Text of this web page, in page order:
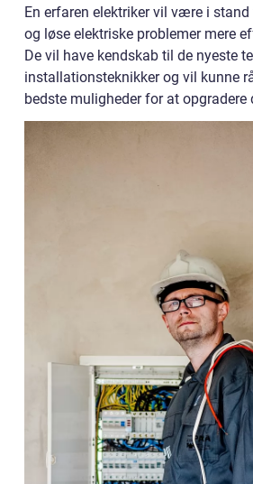
En erfaren elektriker vil være i
og løse elektriske problemer mere
De vil have kendskab til de nyeste
installationsteknikker og vil kunne
bedste muligheder for at opgradere